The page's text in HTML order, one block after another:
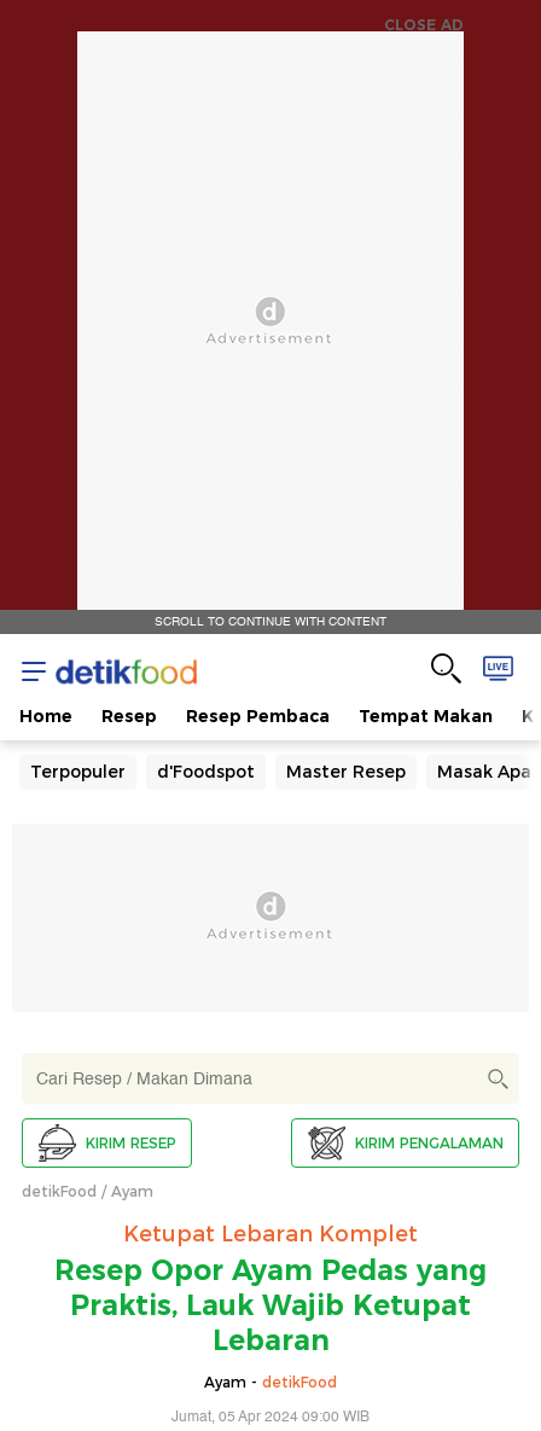
CLOSE AD
SCROLL TO CONTINUE WITH CONTENT
Home Resep Resep Pembaca Tempat Makan
Terpopuler d'Foodspot Master Resep Masak Apa
KIRIM RESEP KIRIM PENGALAMAN
detikFood Ayam
Ketupat Lebaran Komplet
Resep Opor Ayam Pedas yang
Praktis, Lauk Wajib Ketupat
Lebaran
Ayam - detikFood
Jumat, 05 Apr 2024 09:00 WIB